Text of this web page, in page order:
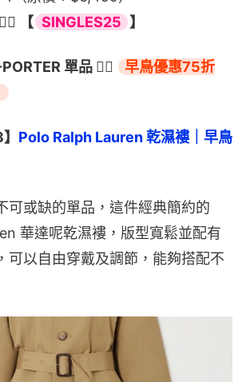
【 SINGLES25 】
單品 👉🏻
早鳥優惠75折
Polo Ralph Lauren 乾濕褸｜早鳥
可或缺的單品，這件經典簡約的
華達呢乾濕褸，版型寬鬆並配有
可以自由穿戴及調節，能夠搭配不